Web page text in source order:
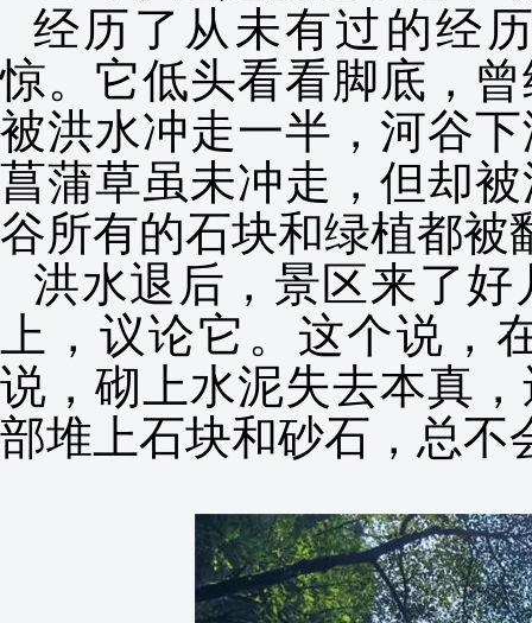
经历了从未有过的经
惊。它低头看看脚底，
被洪水冲走一半，河谷
菖蒲草虽未冲走，但却
谷所有的石块和绿植都被
洪水退后，景区来了
上，议论它。这个说，
说，砌上水泥失去本真
部堆上石块和砂石，总不